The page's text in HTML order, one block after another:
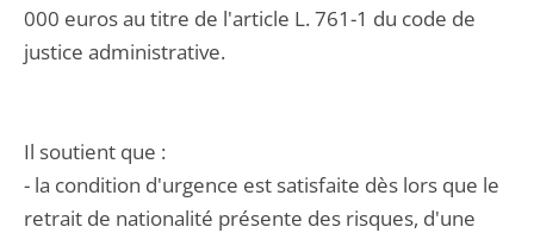
000 euros au titre de l'article L. 761-1 du code de
justice administrative.
Il soutient que :
- la condition d'urgence est satisfaite dès lors que le
retrait de nationalité présente des risques, d'une